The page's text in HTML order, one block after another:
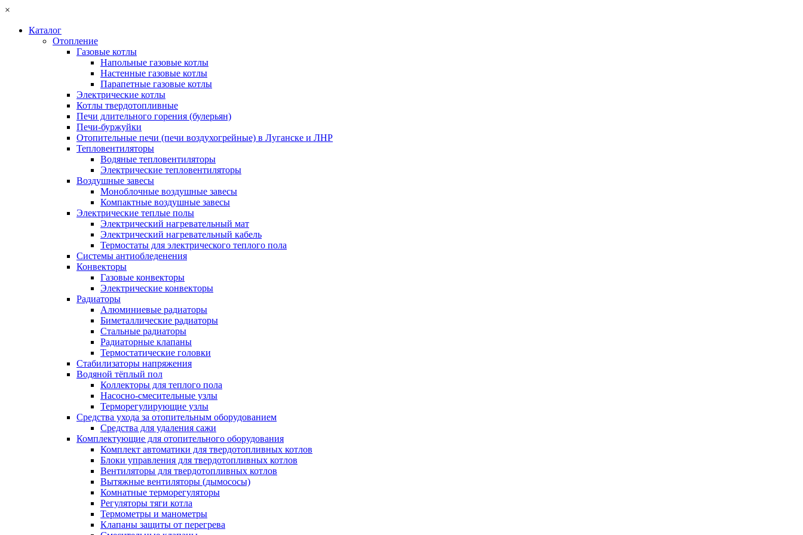
×
Каталог
Отопление
Газовые котлы
Напольные газовые котлы
Настенные газовые котлы
Парапетные газовые котлы
Электрические котлы
Котлы твердотопливные
Печи длительного горения (булерьян)
Печи-буржуйки
Отопительные печи (печи воздухогрейные) в Луганске и ЛНР
Тепловентиляторы
Водяные тепловентиляторы
Электрические тепловентиляторы
Воздушные завесы
Моноблочные воздушные завесы
Компактные воздушные завесы
Электрические теплые полы
Электрический нагревательный мат
Электрический нагревательный кабель
Термостаты для электрического теплого пола
Системы антиобледенения
Конвекторы
Газовые конвекторы
Электрические конвекторы
Радиаторы
Алюминиевые радиаторы
Биметаллические радиаторы
Стальные радиаторы
Радиаторные клапаны
Термостатические головки
Стабилизаторы напряжения
Водяной тёплый пол
Коллекторы для теплого пола
Насосно-смесительные узлы
Терморегулирующие узлы
Средства ухода за отопительным оборудованием
Средства для удаления сажи
Комплектующие для отопительного оборудования
Комплект автоматики для твердотопливных котлов
Блоки управления для твердотопливных котлов
Вентиляторы для твердотопливных котлов
Вытяжные вентиляторы (дымососы)
Комнатные терморегуляторы
Регуляторы тяги котла
Термометры и манометры
Клапаны защиты от перегрева